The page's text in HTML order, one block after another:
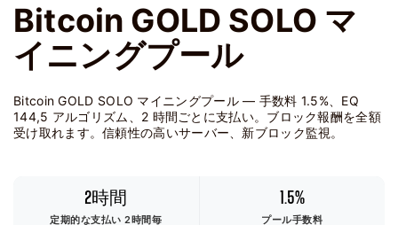
Bitcoin GOLD SOLO マ
イニングプール
Bitcoin GOLD SOLO マイニングプール — 手数料 1.5%、EQ
144,5 アルゴリズム、2 時間ごとに支払い。ブロック報酬を全額
受け取れます。信頼性の高いサーバー、新ブロック監視。
2時間
定期的な支払い 2時間毎
1.5%
プール手数料